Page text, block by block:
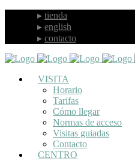
tienda
english
contacto
VISITA
Horario
Tarifas
Cómo llegar
Normas de acceso
Visitas guiadas
Contacto
CENTRO